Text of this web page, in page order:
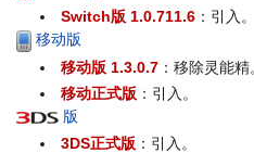
Switch版 1.0.711.6 ：引入。
移动版
移动版 1.3.0.7 ：移除灵能精
移动正式版 ：引入。
版
3DS正式版 ：引入。